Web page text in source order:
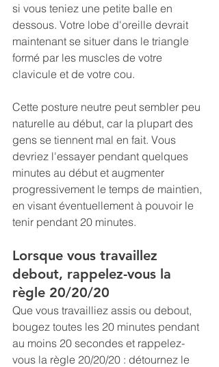
si vous teniez une petite balle en
dessous. Votre lobe d'oreille devrait
maintenant se situer dans le triangle
formé par les muscles de votre
clavicule et de votre cou.
Cette posture neutre peut sembler peu
naturelle au début, car la plupart des
gens se tiennent mal en fait. Vous
devriez l'essayer pendant quelques
minutes au début et augmenter
progressivement le temps de maintien,
en visant éventuellement à pouvoir le
tenir pendant 20 minutes.
Lorsque vous travaillez
debout, rappelez-vous la
règle 20/20/20
Que vous travailliez assis ou debout,
bougez toutes les 20 minutes pendant
au moins 20 secondes et rappelez-
vous la règle 20/20/20 : détournez le